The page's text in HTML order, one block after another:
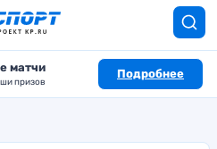
матчи
призов
Подробнее